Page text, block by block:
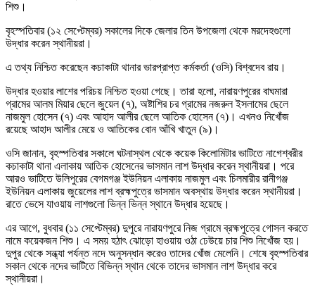
শিশু।
বৃহস্পতিবার (১২ সেপ্টেম্বর) সকালের দিকে জেলার তিন উপজেলা থেকে মরদেহগুলো
উদ্ধার করেন স্থানীয়রা।
এ তথ্য নিশ্চিত করেছেন কচাকাটা থানার ভারপ্রাপ্ত কর্মকর্তা (ওসি) বিশ্বদেব রায়।
উদ্ধার হওয়ার লাশের পরিচয় নিশ্চিত হওয়া গেছে। তারা হলো, নারায়ণপুরের বাঘমারা
গ্রামের আলম মিয়ার ছেলে জুয়েল (৭), অষ্টাশির চর গ্রামের নজরুল ইসলামের ছেলে
নাজমুল হোসেন (৭) এবং আহাদ আলীর ছেলে আতিক হোসেন (৭)। এখনও নিখোঁজ
রয়েছে আহাদ আলীর মেয়ে ও আতিকের বোন আঁখি খাতুন (৯)।
ওসি জানান, বৃহস্পতিবার সকালে ঘটনাস্থল থেকে কয়েক কিলোমিটার ভাটিতে নাগেশ্বরীর
কচাকাটা থানা এলাকায় আতিক হোসেনের ভাসমান লাশ উদ্ধার করেন স্থানীয়রা। পরে
আরও ভাটিতে উলিপুরের বেগমগঞ্জ ইউনিয়ন এলাকায় নাজমুল এবং চিলমারীর রানীগঞ্জ
ইউনিয়ন এলাকায় জুয়েলের লাশ ব্রহ্মপুত্রে ভাসমান অবস্থায় উদ্ধার করেন স্থানীয়রা।
রাতে ভেসে যাওয়ায় লাশগুলো ভিন্ন ভিন্ন স্থানে উদ্ধার হয়েছে।
এর আগে, বুধবার (১১ সেপ্টেম্বর) দুপুরে নারায়ণপুরে নিজ গ্রামে ব্রহ্মপুত্রে গোসল করতে
নামে কয়েকজন শিশু। এ সময় হঠাৎ ঝোড়ো হাওয়ায় ওঠা ঢেউয়ে চার শিশু নিখোঁজ হয়।
দুপুর থেকে সন্ধ্যা পর্যন্ত নদে অনুসন্ধান করেও তাদের খোঁজ মেলেনি। শেষে বৃহস্পতিবার
সকাল থেকে নদের ভাটিতে বিভিন্ন স্থান থেকে তাদের ভাসমান লাশ উদ্ধার করে
স্থানীয়রা।